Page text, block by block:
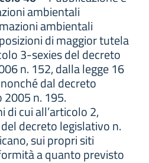
ambientali
ambientali
di maggior tutela
3-sexies del decreto
n. 152, dalla legge 16
dal decreto
n. 195.
di cui all’articolo 2,
decreto legislativo n.
sui propri siti
a quanto previsto